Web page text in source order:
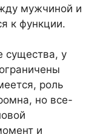
мужчиной и
к функции.
у
роль
но все-
и